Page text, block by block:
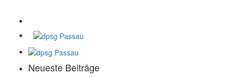
Neueste Beiträge